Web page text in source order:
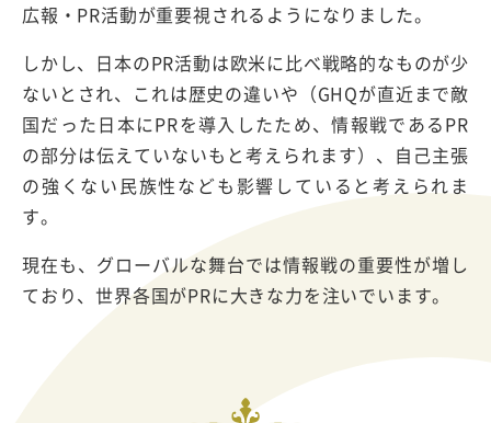
広報・PR活動が重要視されるようになりました。
しかし、日本のPR活動は欧米に比べ戦略的なものが少
ないとされ、これは歴史の違いや（GHQが直近まで敵
国だった日本にPRを導入したため、情報戦であるPR
の部分は伝えていないもと考えられます）、自己主張
の強くない民族性なども影響していると考えられま
す。
現在も、グローバルな舞台では情報戦の重要性が増し
ており、世界各国がPRに大きな力を注いでいます。